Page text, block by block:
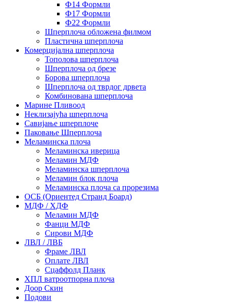
Ф14 Формли
Ф17 Формли
Ф22 Формли
Шперплоча обложена филмом
Пластична шперплоча
Комерцијална шперплоча
Тополова шперплоча
Шперплоча од брезе
Борова шперплоча
Шперплоча од тврдог дрвета
Комбинована шперплоча
Марине Пливоод
Неклизајућа шперплоча
Савијање шперплоче
Паковање Шперплоча
Меламинска плоча
Меламинска иверица
Меламин МДФ
Меламинска шперплоча
Меламин блок плоча
Меламинска плоча са прорезима
ОСБ (Ориентед Странд Боард)
МДФ / ХДФ
Меламин МДФ
Фанци МДФ
Сирови МДФ
ЛВЛ / ЛВБ
Фраме ЛВЛ
Оплате ЛВЛ
Сцаффолд Планк
ХПЛ ватроотпорна плоча
Доор Скин
Подови